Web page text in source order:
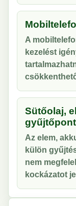
A
kezelést
Sütőolaj,
gyűjtőpont
Az elem,
külön
nem
kockázatot